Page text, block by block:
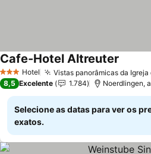
3 EstrelasHotel Vistas panorâmicas da Igreja
Cafe-Hotel Altreuter
8,5 Excelente 1.784 Noerdlingen,
Selecione as datas para ver os
exatos.